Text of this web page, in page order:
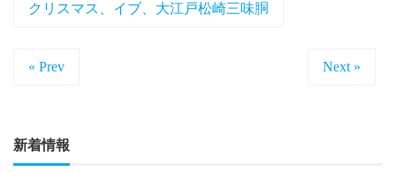
クリスマス、イブ、大江戸松崎三味胴
« Prev Next »
新着情報